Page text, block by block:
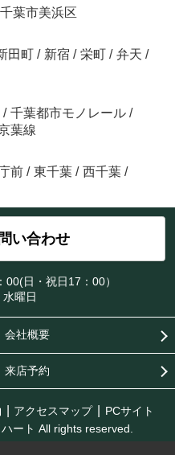
千葉市美浜区
田町 / 新宿 / 栄町 / 弁天 /
/ 千葉都市モノレール /
葉線
前 / 東千葉 / 西千葉 /
い合わせ
00(日・祝日17：00）
水曜日
会社概要
来店予約
アクセスマップ
PCサイト
ート All rights reserved.